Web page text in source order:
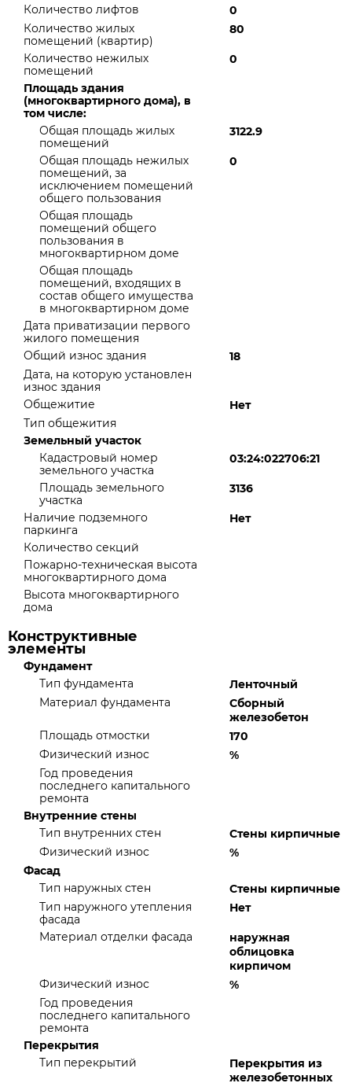
Количество лифтов
0
Количество жилых
помещений (квартир)
80
Количество нежилых
помещений
0
Площадь здания
(многоквартирного дома), в
том числе:
Общая площадь жилых
помещений
3122.9
Общая площадь нежилых
помещений, за
исключением помещений
общего пользования
0
Общая площадь
помещений общего
пользования в
многоквартирном доме
Общая площадь
помещений, входящих в
состав общего имущества
в многоквартирном доме
Дата приватизации первого
жилого помещения
Общий износ здания
18
Дата, на которую установлен
износ здания
Общежитие
Нет
Тип общежития
Земельный участок
Кадастровый номер
земельного участка
03:24:022706:21
Площадь земельного
участка
3136
Наличие подземного
паркинга
Нет
Количество секций
Пожарно-техническая высота
многоквартирного дома
Высота многоквартирного
дома
Конструктивные
элементы
Фундамент
Тип фундамента
Ленточный
Материал фундамента
Сборный
железобетон
Площадь отмостки
170
Физический износ
%
Год проведения
последнего капитального
ремонта
Внутренние стены
Тип внутренних стен
Стены кирпичные
Физический износ
%
Фасад
Тип наружных стен
Стены кирпичные
Тип наружного утепления
фасада
Нет
Материал отделки фасада
наружная
облицовка
кирпичом
Физический износ
%
Год проведения
последнего капитального
ремонта
Перекрытия
Тип перекрытий
Перекрытия из
железобетонных